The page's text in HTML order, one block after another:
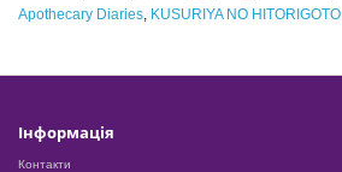
Apothecary Diaries, KUSURIYA NO HITORIGOTO
Інформація
Контакти